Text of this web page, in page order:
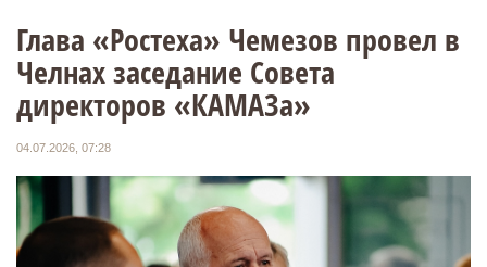
Глава «Ростеха» Чемезов провел в
Челнах заседание Совета
директоров «КАМАЗа»
04.07.2026, 07:28